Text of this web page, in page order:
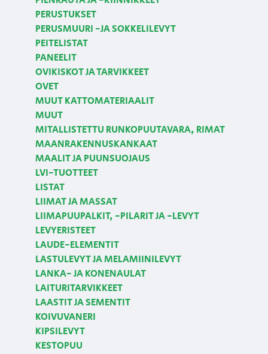
PERUSTUKSET
PERUSMUURI -JA SOKKELILEVYT
PEITELISTAT
PANEELIT
OVIKISKOT JA TARVIKKEET
OVET
MUUT KATTOMATERIAALIT
MUUT
MITALLISTETTU RUNKOPUUTAVARA, RIMAT
MAANRAKENNUSKANKAAT
MAALIT JA PUUNSUOJAUS
LVI-TUOTTEET
LISTAT
LIIMAT JA MASSAT
LIIMAPUUPALKIT, -PILARIT JA -LEVYT
LEVYERISTEET
LAUDE-ELEMENTIT
LASTULEVYT JA MELAMIINILEVYT
LANKA- JA KONENAULAT
LAITURITARVIKKEET
LAASTIT JA SEMENTIT
KOIVUVANERI
KIPSILEVYT
KESTOPUU